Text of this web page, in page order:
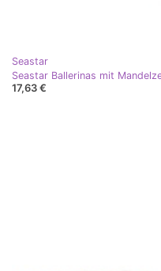
Seastar
Seastar Ballerinas mit
17,63 €